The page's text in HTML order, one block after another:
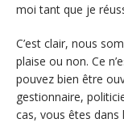
moi tant que je
C’est clair, nous
plaise ou non. Ce
pouvez bien être
gestionnaire,
cas, vous êtes dans